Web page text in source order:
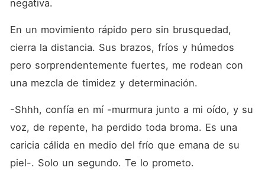
negativa.
En un movimiento rápido pero sin brusquedad,
cierra la distancia. Sus brazos, fríos y húmedos
pero sorprendentemente fuertes, me rodean con
una mezcla de timidez y determinación.
-Shhh, confía en mí -murmura junto a mi oído, y su
voz, de repente, ha perdido toda broma. Es una
caricia cálida en medio del frío que emana de su
piel-. Solo un segundo. Te lo prometo.